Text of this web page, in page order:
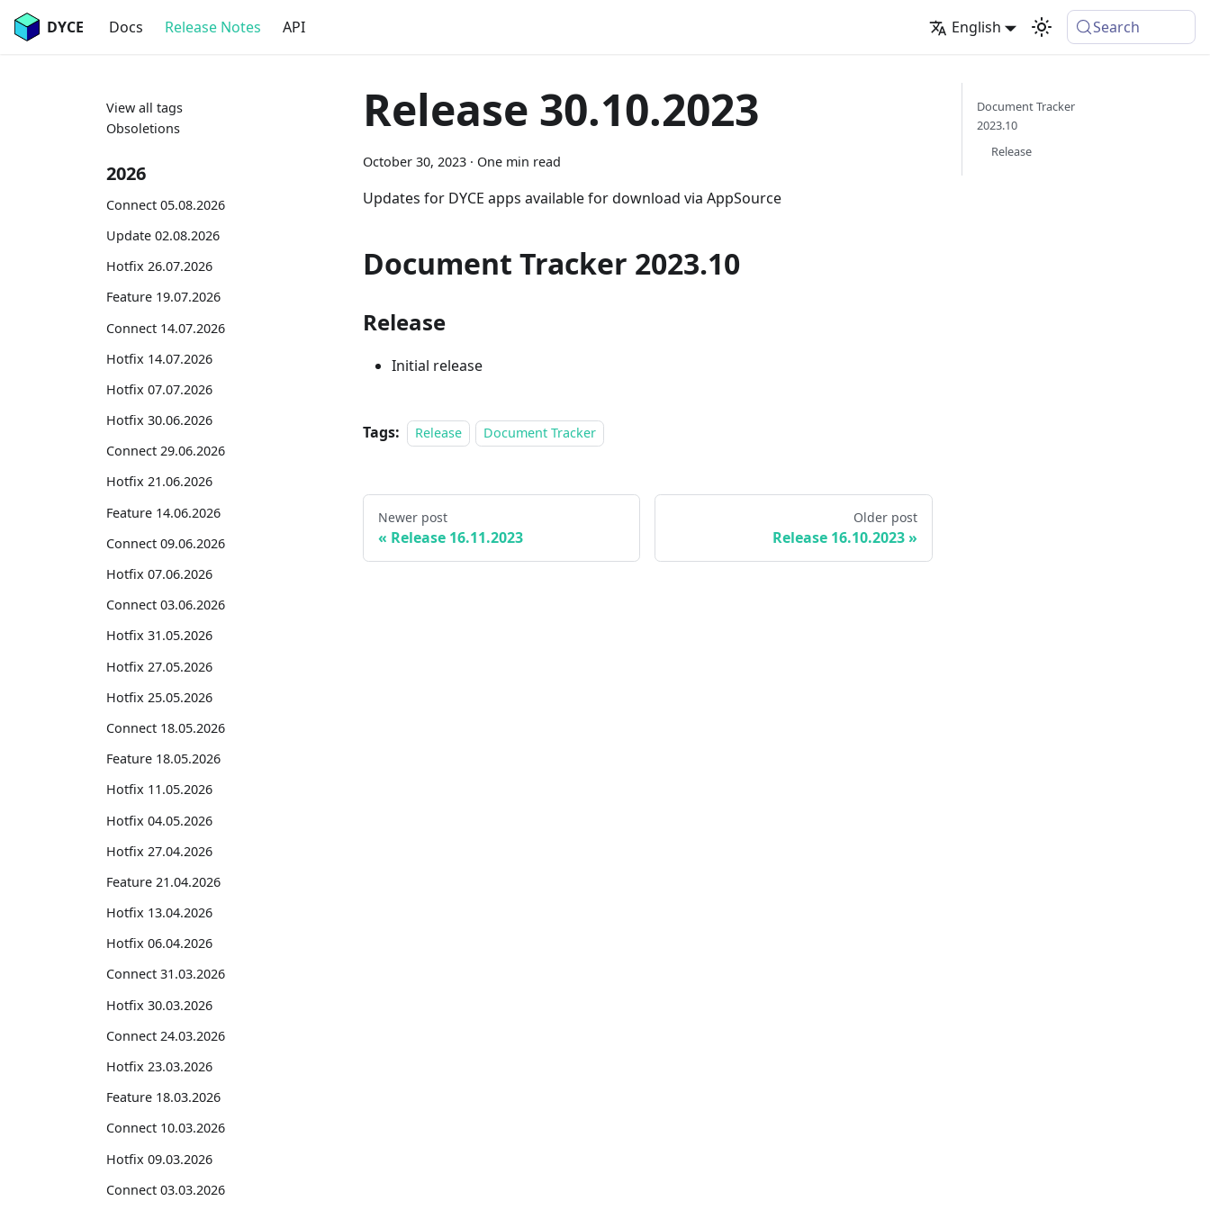
DYCE Docs Release Notes API English Search
View all tags
Obsoletions
2026
Connect 05.08.2026
Update 02.08.2026
Hotfix 26.07.2026
Feature 19.07.2026
Connect 14.07.2026
Hotfix 14.07.2026
Hotfix 07.07.2026
Hotfix 30.06.2026
Connect 29.06.2026
Hotfix 21.06.2026
Feature 14.06.2026
Connect 09.06.2026
Hotfix 07.06.2026
Connect 03.06.2026
Hotfix 31.05.2026
Hotfix 27.05.2026
Hotfix 25.05.2026
Connect 18.05.2026
Feature 18.05.2026
Hotfix 11.05.2026
Hotfix 04.05.2026
Hotfix 27.04.2026
Feature 21.04.2026
Hotfix 13.04.2026
Hotfix 06.04.2026
Connect 31.03.2026
Hotfix 30.03.2026
Connect 24.03.2026
Hotfix 23.03.2026
Feature 18.03.2026
Connect 10.03.2026
Hotfix 09.03.2026
Connect 03.03.2026
Release 30.10.2023
October 30, 2023 · One min read
Updates for DYCE apps available for download via AppSource
Document Tracker 2023.10
Release
Initial release
Tags: Release Document Tracker
Newer post
Release 16.11.2023
Older post
Release 16.10.2023
Document Tracker
2023.10
Release